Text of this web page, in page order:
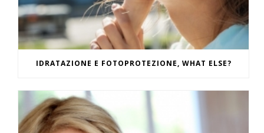
IDRATAZIONE E FOTOPROTEZIONE, WHAT ELSE?